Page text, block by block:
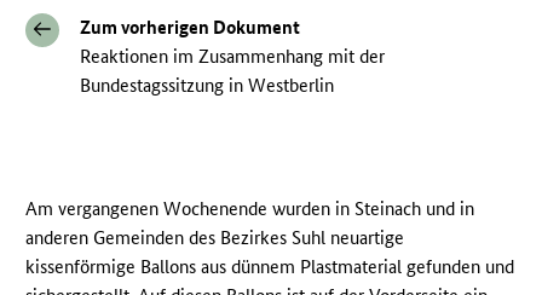
Zum vorherigen Dokument
Reaktionen im Zusammenhang mit der
Bundestagssitzung in Westberlin
Am vergangenen Wochenende wurden in Steinach und in
anderen Gemeinden des Bezirkes Suhl neuartige
kissenförmige Ballons aus dünnem Plastmaterial gefunden und